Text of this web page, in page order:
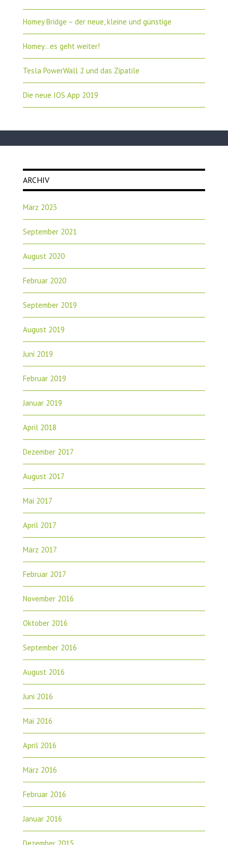
Homey Bridge – der neue, kleine und günstige
Homey…es geht weiter!
Tesla PowerWall 2 und das Zipatile
Die neue IOS App 2019
ARCHIV
März 2023
September 2021
August 2020
Februar 2020
September 2019
August 2019
Juni 2019
Februar 2019
Januar 2019
April 2018
Dezember 2017
August 2017
Mai 2017
April 2017
März 2017
Februar 2017
November 2016
Oktober 2016
September 2016
August 2016
Juni 2016
Mai 2016
April 2016
März 2016
Februar 2016
Januar 2016
Dezember 2015